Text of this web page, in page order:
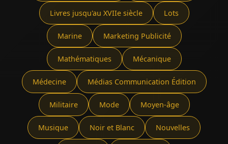
Livres jusqu'au XVIIe siècle Lots
Marine Marketing Publicité
Mathématiques Mécanique
Médecine Médias Communication Édition
Militaire Mode Moyen-âge
Musique Noir et Blanc Nouvelles